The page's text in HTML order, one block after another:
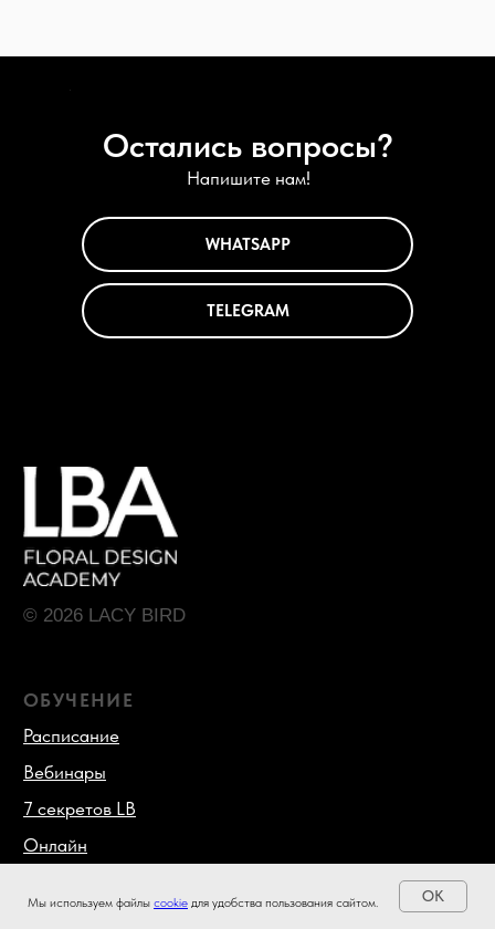
Мы используем файлы cookie для удобства пользования сайтом. OK
Остались вопросы?
Напишите нам!
WHATSAPP
TELEGRAM